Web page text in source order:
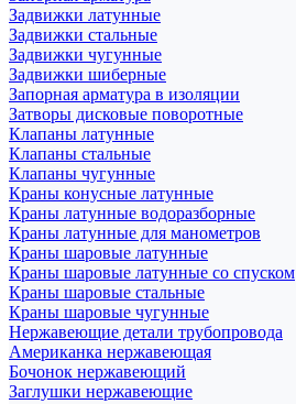
Задвижки латунные
Задвижки стальные
Задвижки чугунные
Задвижки шиберные
Запорная арматура в изоляции
Затворы дисковые поворотные
Клапаны латунные
Клапаны стальные
Клапаны чугунные
Краны конусные латунные
Краны латунные водоразборные
Краны латунные для манометров
Краны шаровые латунные
Краны шаровые латунные со спуском
Краны шаровые стальные
Краны шаровые чугунные
Нержавеющие детали трубопровода
Американка нержавеющая
Бочонок нержавеющий
Заглушки нержавеющие